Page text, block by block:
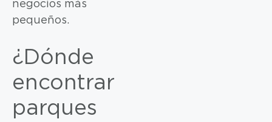
negocios más
pequeños.
¿Dónde
encontrar
parques